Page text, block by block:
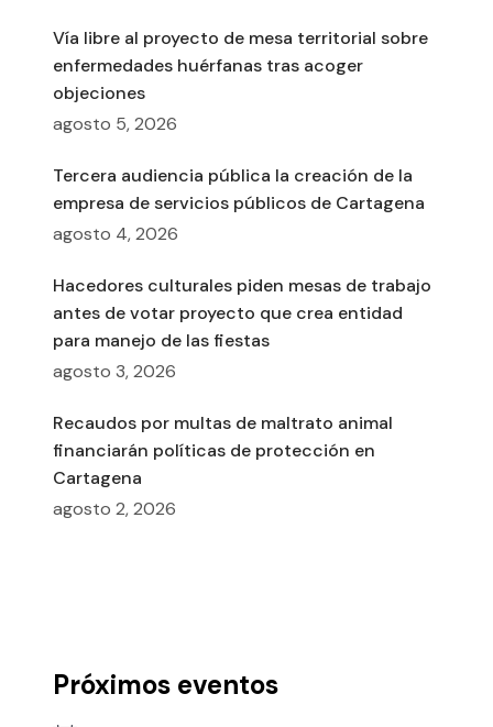
Vía libre al proyecto de mesa territorial sobre
enfermedades huérfanas tras acoger
objeciones
agosto 5, 2026
Tercera audiencia pública la creación de la
empresa de servicios públicos de Cartagena
agosto 4, 2026
Hacedores culturales piden mesas de trabajo
antes de votar proyecto que crea entidad
para manejo de las fiestas
agosto 3, 2026
Recaudos por multas de maltrato animal
financiarán políticas de protección en
Cartagena
agosto 2, 2026
Próximos eventos